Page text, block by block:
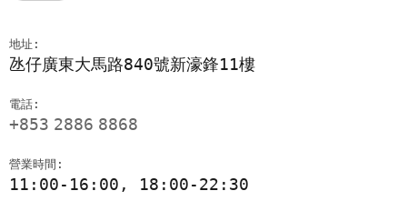
地址:
氹仔廣東大馬路840號新濠鋒11樓
電話:
+853 2886 8868
營業時間:
11:00-16:00, 18:00-22:30